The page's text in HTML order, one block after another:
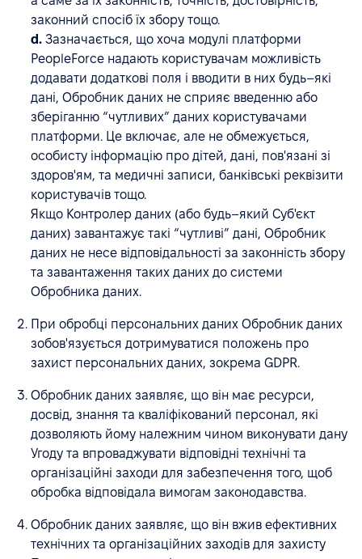
законний спосіб їх збору тощо.
d. Зазначається, що хоча модулі платформи
PeopleForce надають користувачам можливість
додавати додаткові поля і вводити в них будь–які
дані, Обробник даних не сприяє введенню або
зберіганню “чутливих” даних користувачами
платформи. Це включає, але не обмежується,
особисту інформацію про дітей, дані, пов'язані зі
здоров'ям, та медичні записи, банківські реквізити
користувачів тощо.
Якщо Контролер даних (або будь–який Суб'єкт
даних) завантажує такі “чутливі” дані, Обробник
даних не несе відповідальності за законність збору
та завантаження таких даних до системи
Обробника даних.
При обробці персональних даних Обробник даних
зобов'язується дотримуватися положень про
захист персональних даних, зокрема GDPR.
Обробник даних заявляє, що він має ресурси,
досвід, знання та кваліфікований персонал, які
дозволяють йому належним чином виконувати дану
Угоду та впроваджувати відповідні технічні та
організаційні заходи для забезпечення того, щоб
обробка відповідала вимогам законодавства.
Обробник даних заявляє, що він вжив ефективних
технічних та організаційних заходів для захисту